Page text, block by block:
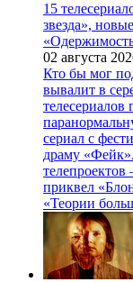
15
звезда»,
02 августа
Кто бы мог
вывалит в
сериал с
драму
приквел
«Теории